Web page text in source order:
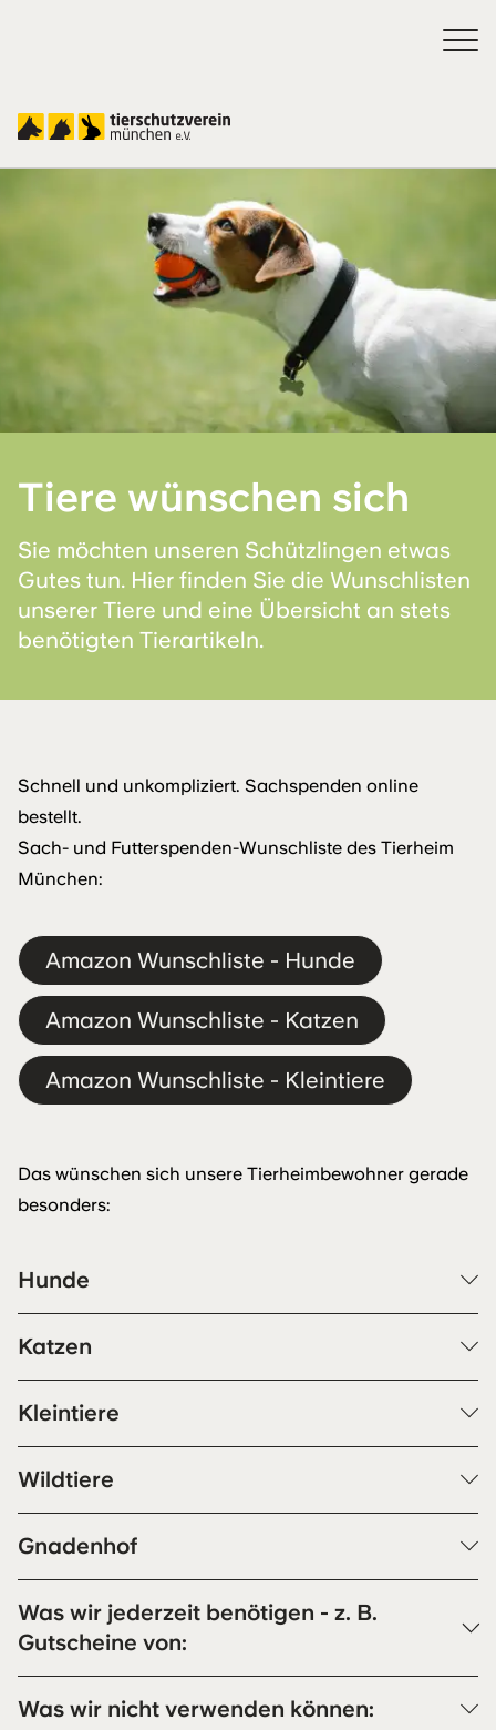
Tiere wünschen sich
Sie möchten unseren Schützlingen etwas
Gutes tun. Hier finden Sie die Wunschlisten
unserer Tiere und eine Übersicht an stets
benötigten Tierartikeln.
Schnell und unkompliziert. Sachspenden online
bestellt.
Sach- und Futterspenden-Wunschliste des Tierheim
München:
Amazon Wunschliste - Hunde
Amazon Wunschliste - Katzen
Amazon Wunschliste - Kleintiere
Das wünschen sich unsere Tierheimbewohner gerade
besonders:
Hunde
Katzen
Kleintiere
Wildtiere
Gnadenhof
Was wir jederzeit benötigen - z. B.
Gutscheine von:
Was wir nicht verwenden können: